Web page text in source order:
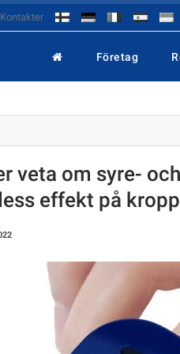
Kontakter
Företag
veta om syre-
effekt på